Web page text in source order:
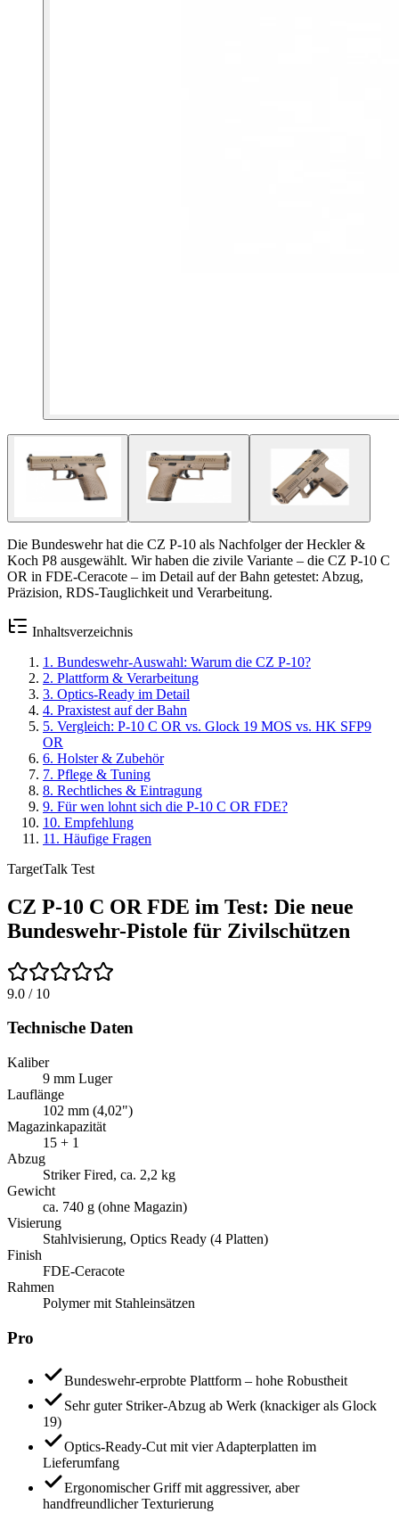
Die Bundeswehr hat die CZ P-10 als Nachfolger der Heckler &
Koch P8 ausgewählt. Wir haben die zivile Variante – die CZ P-10 C
OR in FDE-Ceracote – im Detail auf der Bahn getestet: Abzug,
Präzision, RDS-Tauglichkeit und Verarbeitung.
Inhaltsverzeichnis
1 . Bundeswehr-Auswahl: Warum die CZ P-10?
2. Plattform & Verarbeitung
3. Optics-Ready im Detail
4. Praxistest auf der Bahn
5. Vergleich: P-10 C OR vs. Glock 19 MOS vs. HK SFP9
OR
6. Holster & Zubehör
7. Pflege & Tuning
8. Rechtliches & Eintragung
9. Für wen lohnt sich die P-10 C OR FDE?
10. Empfehlung
11 . Häufige Fragen
TargetTalk Test
CZ P-10 C OR FDE im Test: Die neue
Bundeswehr-Pistole für Zivilschützen
9.0 / 10
Technische Daten
Kaliber
9 mm Luger
Lauflänge
102 mm (4,02")
Magazinkapazität
15 + 1
Abzug
Striker Fired, ca. 2,2 kg
Gewicht
ca. 740 g (ohne Magazin)
Visierung
Stahlvisierung, Optics Ready (4 Platten)
Finish
FDE-Ceracote
Rahmen
Polymer mit Stahleinsätzen
Pro
Bundeswehr-erprobte Plattform – hohe Robustheit
Sehr guter Striker-Abzug ab Werk (knackiger als Glock
19)
Optics-Ready-Cut mit vier Adapterplatten im
Lieferumfang
Ergonomischer Griff mit aggressiver, aber
handfreundlicher Texturierung